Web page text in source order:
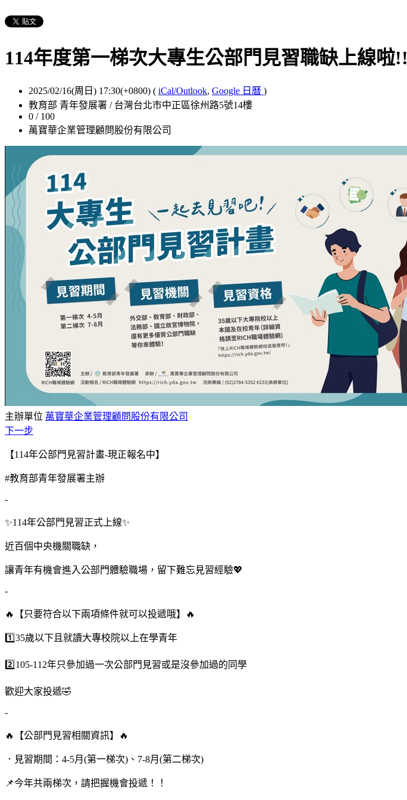
114年度第一梯次大專生公部門見習職缺上線啦!!
2025/02/16(周日) 17:30(+0800) ( iCal/Outlook, Google 日曆 )
教育部 青年發展署 / 台灣台北市中正區徐州路5號14樓
0 / 100
萬寶華企業管理顧問股份有限公司
主辦單位 萬寶華企業管理顧問股份有限公司
下一步
【114年公部門見習計畫-現正報名中】
#教育部青年發展署主辦
-
✨114年公部門見習正式上線✨
近百個中央機關職缺，
讓青年有機會進入公部門體驗職場，留下難忘見習經驗💖
-
🔥【只要符合以下兩項條件就可以投遞哦】🔥
1️⃣35歲以下且就讀大專校院以上在學青年
2️⃣105-112年只參加過一次公部門見習或是沒參加過的同學
歡迎大家投遞🤣
-
🔥【公部門見習相關資訊】🔥
．見習期間：4-5月(第一梯次)、7-8月(第二梯次)
📌今年共兩梯次，請把握機會投遞！！